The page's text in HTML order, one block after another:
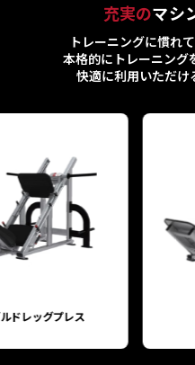
充実のマシ
トレーニングに慣れ
本格的にトレーニング
快適に利用いただけ
レス ハック